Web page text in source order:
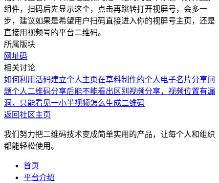
组件，扫码后先显示这个，点击再跳转打开视屏号，会多一
步，建议如果是希望用户扫码直接进入你的视屏号主页，还是
直接用视频号的平台二维码。
所属版块
网址码
相关讨论
如何利用活码建立个人主页在草料制作的个人电子名片分享问
题个人二维码分享后能不能看出区别 视频分享，视频位置有漏
洞，只能看见一小半视频怎么生成二维码
返回社区主页
我们努力把二维码技术变成简单实用的产品，让每个人和组织
都能轻松使用。
首页
平台介绍